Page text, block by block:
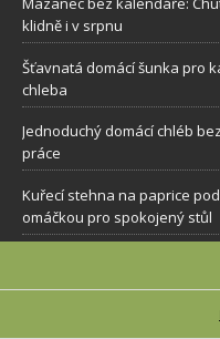
klidně i v srpnu
Šťavnatá domácí šunka pro
chleba
Jednoduchý domácí chléb
práce
Kuřecí stehna na paprice
omáčkou pro spokojený stůl